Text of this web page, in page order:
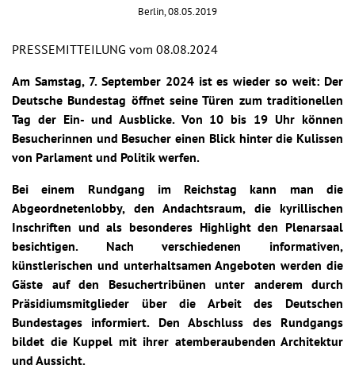
Berlin, 08.05.2019
PRESSEMITTEILUNG vom 08.08.2024
Am Samstag, 7. September 2024 ist es wieder so weit: Der
Deutsche Bundestag öffnet seine Türen zum traditionellen
Tag der Ein- und Ausblicke. Von 10 bis 19 Uhr können
Besucherinnen und Besucher einen Blick hinter die Kulissen
von Parlament und Politik werfen.
Bei einem Rundgang im Reichstag kann man die
Abgeordnetenlobby, den Andachtsraum, die kyrillischen
Inschriften und als besonderes Highlight den Plenarsaal
besichtigen. Nach verschiedenen informativen,
künstlerischen und unterhaltsamen Angeboten werden die
Gäste auf den Besuchertribünen unter anderem durch
Präsidiumsmitglieder über die Arbeit des Deutschen
Bundestages informiert. Den Abschluss des Rundgangs
bildet die Kuppel mit ihrer atemberaubenden Architektur
und Aussicht.